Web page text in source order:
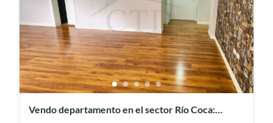
Vendo departamento en el sector Río Coca: